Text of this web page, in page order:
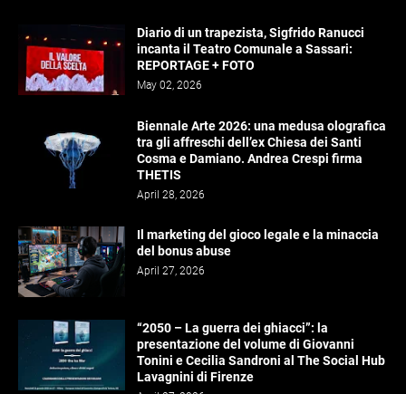
Diario di un trapezista, Sigfrido Ranucci
incanta il Teatro Comunale a Sassari:
REPORTAGE + FOTO
May 02, 2026
Biennale Arte 2026: una medusa olografica
tra gli affreschi dell’ex Chiesa dei Santi
Cosma e Damiano. Andrea Crespi firma
THETIS
April 28, 2026
Il marketing del gioco legale e la minaccia
del bonus abuse
April 27, 2026
“2050 – La guerra dei ghiacci”: la
presentazione del volume di Giovanni
Tonini e Cecilia Sandroni al The Social Hub
Lavagnini di Firenze